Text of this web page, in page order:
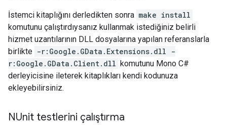
İstemci kitaplığını derledikten sonra make install
komutunu çalıştırdıysanız kullanmak istediğiniz belirli
hizmet uzantılarının DLL dosyalarına yapılan referanslarla
birlikte -r:Google.GData.Extensions.dll -
r:Google.GData.Client.dll komutunu Mono C#
derleyicisine ileterek kitaplıkları kendi kodunuza
ekleyebilirsiniz.
NUnit testlerini çalıştırma